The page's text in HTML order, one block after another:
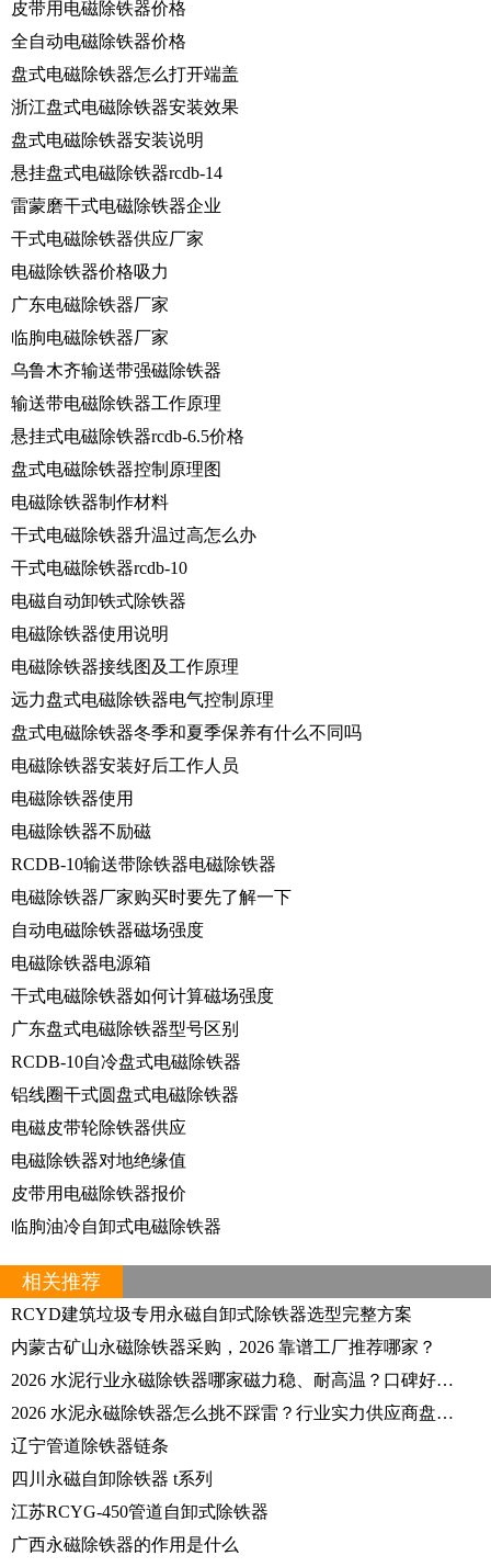
皮带用电磁除铁器价格
全自动电磁除铁器价格
盘式电磁除铁器怎么打开端盖
浙江盘式电磁除铁器安装效果
盘式电磁除铁器安装说明
悬挂盘式电磁除铁器rcdb-14
雷蒙磨干式电磁除铁器企业
干式电磁除铁器供应厂家
电磁除铁器价格吸力
广东电磁除铁器厂家
临朐电磁除铁器厂家
乌鲁木齐输送带强磁除铁器
输送带电磁除铁器工作原理
悬挂式电磁除铁器rcdb-6.5价格
盘式电磁除铁器控制原理图
电磁除铁器制作材料
干式电磁除铁器升温过高怎么办
干式电磁除铁器rcdb-10
电磁自动卸铁式除铁器
电磁除铁器使用说明
电磁除铁器接线图及工作原理
远力盘式电磁除铁器电气控制原理
盘式电磁除铁器冬季和夏季保养有什么不同吗
电磁除铁器安装好后工作人员
电磁除铁器使用
电磁除铁器不励磁
RCDB-10输送带除铁器电磁除铁器
电磁除铁器厂家购买时要先了解一下
自动电磁除铁器磁场强度
电磁除铁器电源箱
干式电磁除铁器如何计算磁场强度
广东盘式电磁除铁器型号区别
RCDB-10自冷盘式电磁除铁器
铝线圈干式圆盘式电磁除铁器
电磁皮带轮除铁器供应
电磁除铁器对地绝缘值
皮带用电磁除铁器报价
临朐油冷自卸式电磁除铁器
相关推荐
RCYD建筑垃圾专用永磁自卸式除铁器选型完整方案
内蒙古矿山永磁除铁器采购，2026 靠谱工厂推荐哪家？
2026 水泥行业永磁除铁器哪家磁力稳、耐高温？口碑好厂家推荐？
2026 水泥永磁除铁器怎么挑不踩雷？行业实力供应商盘点推荐？
辽宁管道除铁器链条
四川永磁自卸除铁器 t系列
江苏RCYG-450管道自卸式除铁器
广西永磁除铁器的作用是什么